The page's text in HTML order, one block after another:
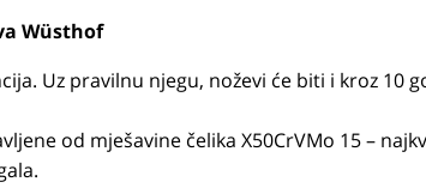
Wüsthof
Uz pravilnu njegu, noževi će biti i kroz 10
od mješavine čelika X50CrVMo 15 –